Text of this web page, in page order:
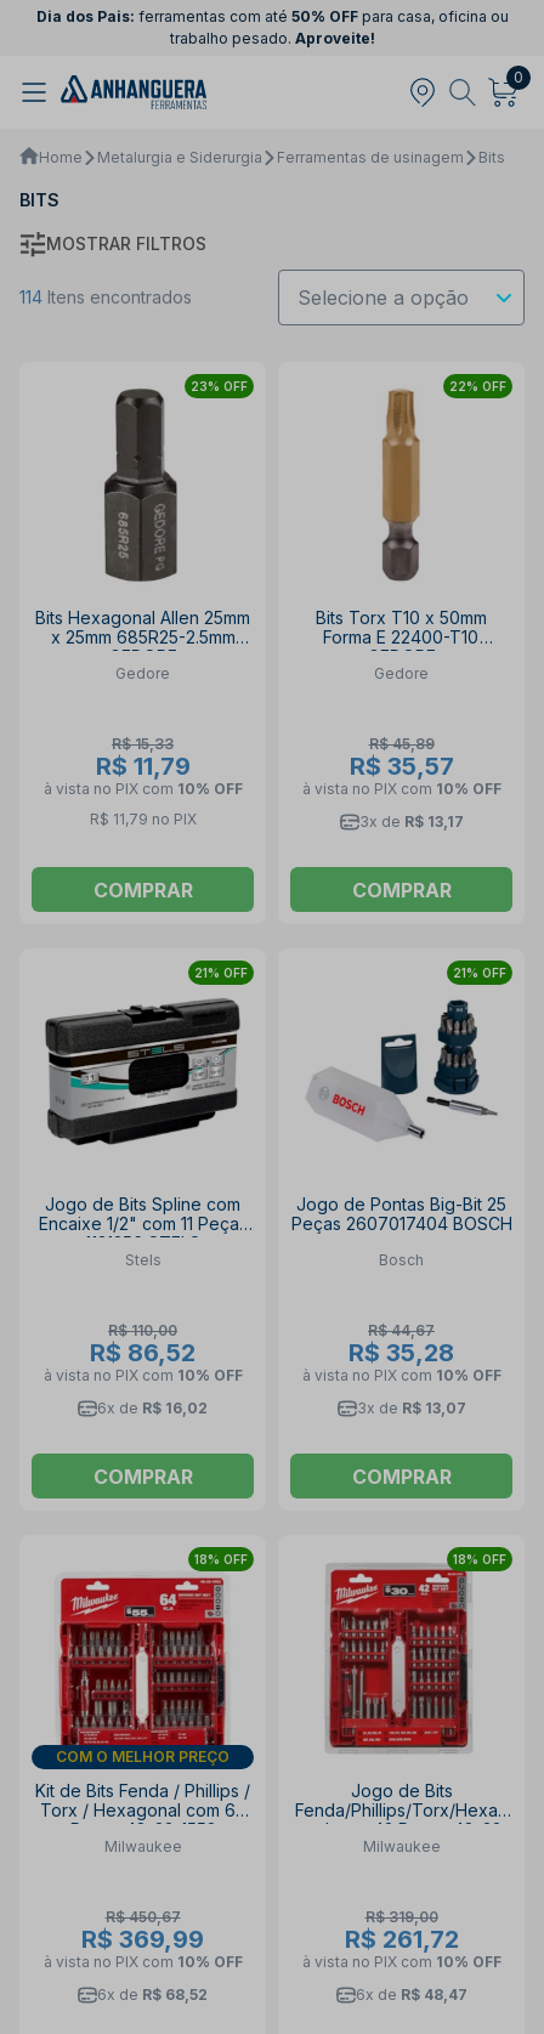
Dia dos Pais: ferramentas com até 50% OFFpara casa, oficina ou
trabalho pesado. Aproveite!
0
Home Metalurgia e Siderurgia Ferramentas de usinagem Bits
BITS
MOSTRAR FILTROS
114 Itens encontrados
23% OFF
Bits Hexagonal Allen 25mm
x 25mm 685R25-2.5mm
GEDORE
Gedore
R$ 15,33
R$ 11,79
à vista no PIX com 10% OFF
R$ 11,79 no PIX
COMPRAR
22% OFF
Bits Torx T10 x 50mm
Forma E 22400-T10
GEDORE
Gedore
R$ 45,89
R$ 35,57
à vista no PIX com 10% OFF
3x de R$ 13,17
COMPRAR
21% OFF
Jogo de Bits Spline com
Encaixe 1/2" com 11 Peças
1131256 STELS
Stels
R$ 110,00
R$ 86,52
à vista no PIX com 10% OFF
6x de R$ 16,02
COMPRAR
21% OFF
Jogo de Pontas Big-Bit 25
Peças 2607017404 BOSCH
Bosch
R$ 44,67
R$ 35,28
à vista no PIX com 10% OFF
3x de R$ 13,07
COMPRAR
18% OFF
DIA DOS PAIS
Kit de Bits Fenda / Phillips /
Torx / Hexagonal com 64
Peças 48-32-1552
MILWAUKEE
Milwaukee
R$ 450,67
R$ 369,99
à vista no PIX com 10% OFF
6x de R$ 68,52
18% OFF
Jogo de Bits
Fenda/Phillips/Torx/Hexag
onal com 42 Peças 48-32-
1551 MILWAUKEE
Milwaukee
R$ 319,00
R$ 261,72
à vista no PIX com 10% OFF
6x de R$ 48,47